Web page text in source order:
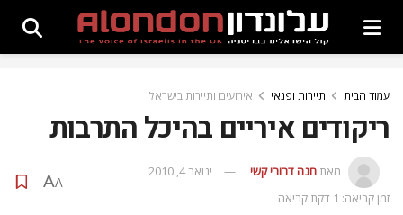
עמוד הבית תיירות ופנאי אירועים ותיירות בישראל
ריקודים איריים בהיכל התרבות
מאתחנה דרורי קשי
ינואר 4, 2010
זמן קריאה: 1 דקת קריאה
A
A